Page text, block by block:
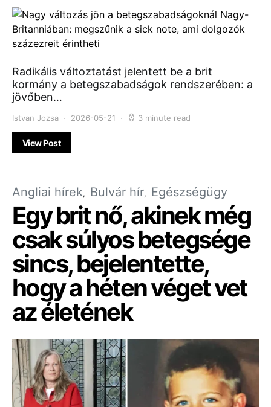
Radikális változtatást jelentett be a brit
kormány a betegszabadságok rendszerében: a
jövőben…
Istvan Jozsa 2026-05-21 3 minute read
View Post
Angliai hírek Bulvár hír Egészségügy
Egy brit nő, akinek még
csak súlyos betegsége
sincs, bejelentette,
hogy a héten véget vet
az életének